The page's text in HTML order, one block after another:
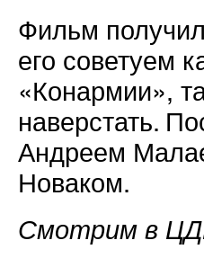
Фильм
его советуем
«Конармии»,
наверстать.
Андреем
Новаком.
Смотрим в